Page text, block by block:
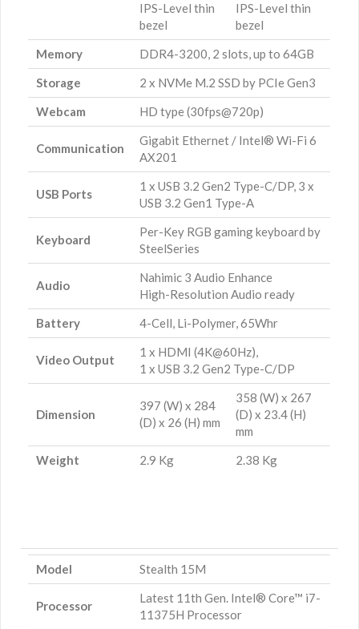
IPS-Level thin
bezel
IPS-Level thin
bezel
Memory
DDR4-3200, 2 slots, up to 64GB
Storage
2 x NVMe M.2 SSD by PCIe Gen3
Webcam
HD type (30fps@720p)
Communication
Gigabit Ethernet / Intel® Wi-Fi 6
AX201
USB Ports
1 x USB 3.2 Gen2 Type-C/DP, 3 x
USB 3.2 Gen1 Type-A
Keyboard
Per-Key RGB gaming keyboard by
SteelSeries
Audio
Nahimic 3 Audio Enhance
High-Resolution Audio ready
Battery
4-Cell, Li-Polymer, 65Whr
Video Output
1 x HDMI (4K@60Hz),
1 x USB 3.2 Gen2 Type-C/DP
Dimension
397 (W) x 284
(D) x 26 (H) mm
358 (W) x 267
(D) x 23.4 (H)
mm
Weight
2.9 Kg 2.38 Kg
Model Stealth 15M
Processor
Latest 11th Gen. Intel® Core™ i7-
11375H Processor